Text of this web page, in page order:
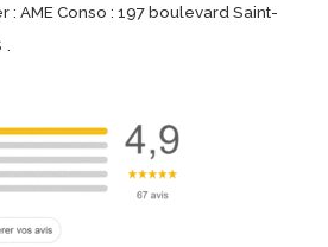
: AME Conso : 197 boulevard Saint-